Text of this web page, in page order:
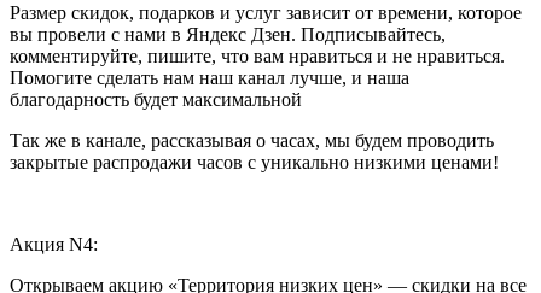
Размер скидок, подарков и услуг зависит от времени, которое
вы провели с нами в Яндекс Дзен. Подписывайтесь,
комментируйте, пишите, что вам нравиться и не нравиться.
Помогите сделать нам наш канал лучше, и наша
благодарность будет максимальной
Так же в канале, рассказывая о часах, мы будем проводить
закрытые распродажи часов с уникально низкими ценами!
Акция N4:
Открываем акцию «Территория низких цен» — скидки на все